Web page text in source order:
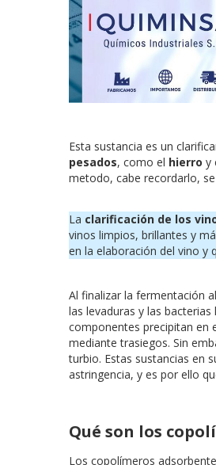
Esta sustancia es un
pesados, como el hierro y
metodo, cabe recordarlo,
La clarificación de los
vinos limpios, brillantes y
en la elaboración del vino y
Al finalizar la fermentación
las levaduras y las
componentes precipitan en
mediante trasiegos. Sin
turbio. Estas sustancias en
astringencia, y es por ello
Qué son los
Los copolímeros